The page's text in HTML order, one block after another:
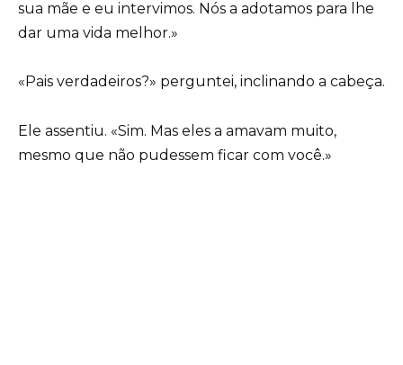
sua mãe e eu intervimos. Nós a adotamos para lhe
dar uma vida melhor.»
«Pais verdadeiros?» perguntei, inclinando a cabeça.
Ele assentiu. «Sim. Mas eles a amavam muito,
mesmo que não pudessem ficar com você.»